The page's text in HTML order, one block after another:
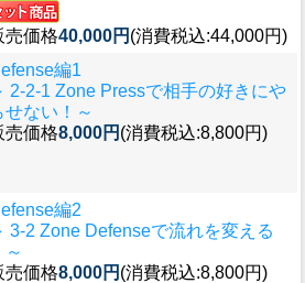
売価格40,000円 (消費税込:44,000円)
編1
2-2-1 Zone Pressで相手の好きにや
せない！～
売価格8,000円 (消費税込:8,800円)
編2
3-2 Zone Defenseで流れを変える
～
売価格8,000円 (消費税込:8,800円)